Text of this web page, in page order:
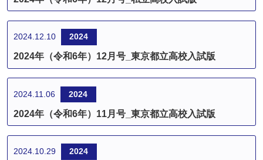
2024.12.10 2024
2024年（令和6年）12月号_東京都立高校入試版
2024.11.06 2024
2024年（令和6年）11月号_東京都立高校入試版
2024.10.29 2024